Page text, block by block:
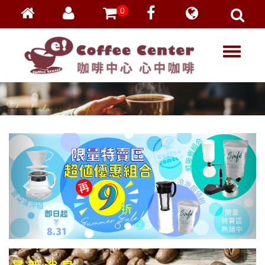
會員登入
忘記密碼
加入會員
VIP登入
VIP申請
0
T
l
e
a
v
i
g
a
t
i
o
n